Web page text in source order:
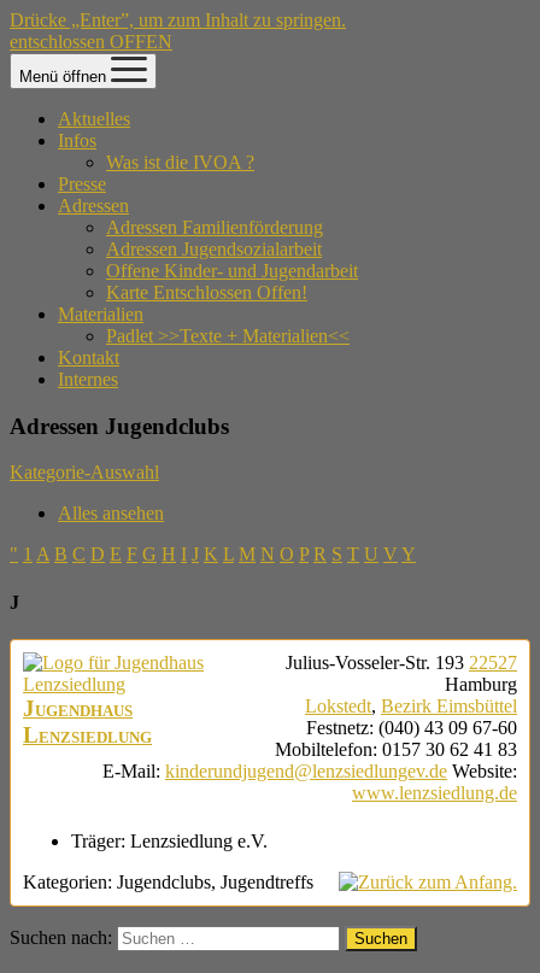
Drücke „Enter”, um zum Inhalt zu springen.
entschlossen OFFEN
Menü öffnen
Aktuelles
Infos
Was ist die IVOA ?
Presse
Adressen
Adressen Familienförderung
Adressen Jugendsozialarbeit
Offene Kinder- und Jugendarbeit
Karte Entschlossen Offen!
Materialien
Padlet >>Texte + Materialien<<
Kontakt
Internes
Adressen Jugendclubs
Kategorie-Auswahl
Alles ansehen
" 1 A B C D E F G H I J K L M N O P R S T U V Y
J
Jugendhaus
Lenzsiedlung
Julius-Vosseler-Str. 193 22527
Hamburg
Lokstedt, Bezirk Eimsbüttel
Festnetz: (040) 43 09 67-60
Mobiltelefon: 0157 30 62 41 83
E-Mail: kinderundjugend@lenzsiedlungev.de Website:
www.lenzsiedlung.de
Träger: Lenzsiedlung e.V.
Kategorien: Jugendclubs, Jugendtreffs
Suchen nach: